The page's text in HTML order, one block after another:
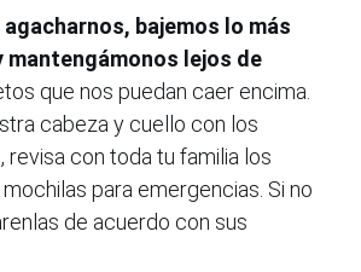
bajemos lo más
mantengámonos lejos de
que nos puedan caer encima.
cabeza y cuello con los
revisa con toda tu familia los
para emergencias. Si no
de acuerdo con sus